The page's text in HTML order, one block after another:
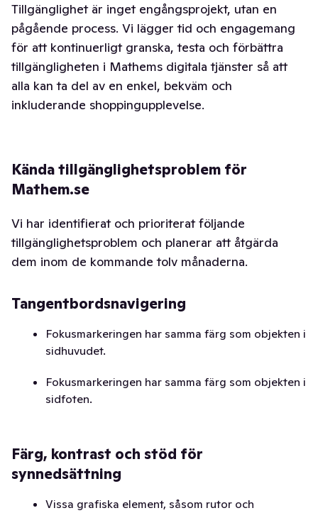
Tillgänglighet är inget engångsprojekt, utan en
pågående process. Vi lägger tid och engagemang
för att kontinuerligt granska, testa och förbättra
tillgängligheten i Mathems digitala tjänster så att
alla kan ta del av en enkel, bekväm och
inkluderande shoppingupplevelse.
Kända tillgänglighetsproblem för
Mathem.se
Vi har identifierat och prioriterat följande
tillgänglighetsproblem och planerar att åtgärda
dem inom de kommande tolv månaderna.
Tangentbordsnavigering
Fokusmarkeringen har samma färg som objekten i
sidhuvudet.
Fokusmarkeringen har samma färg som objekten i
sidfoten.
Färg, kontrast och stöd för
synnedsättning
Vissa grafiska element, såsom rutor och